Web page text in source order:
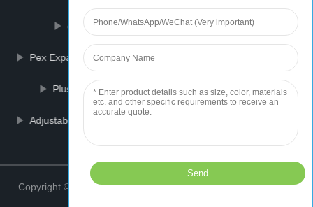
golf anime headcover Anti Vibration
Pex Expansion Fittings
Plush Fuzzy Socks Loopstick Antenna Coil
Adjustable Dumbbell Barbell
Copyright © 2021 ZhongShan Weaving Sports Wears Co., Ltd.
Top